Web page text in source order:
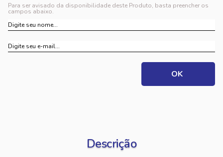
Para ser avisado da disponibilidade deste Produto, basta preencher os
campos abaixo.
Descrição